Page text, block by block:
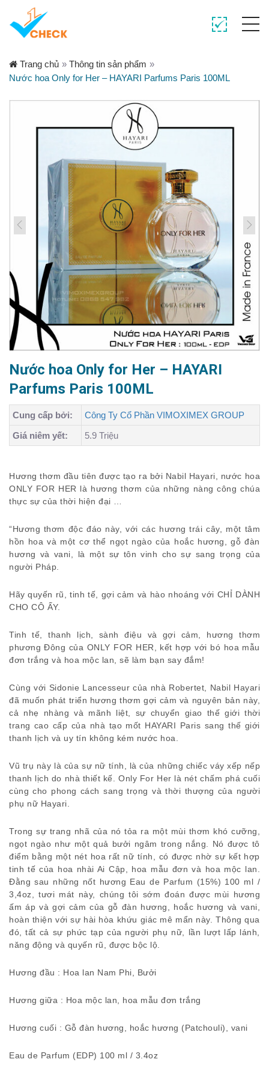
Trang chủ » Thông tin sản phẩm »
Nước hoa Only for Her – HAYARI Parfums Paris 100ML
Nước hoa Only for Her – HAYARI
Parfums Paris 100ML
Cung cấp bởi:
Công Ty Cổ Phần VIMOXIMEX GROUP
Giá niêm yết:
5.9 Triệu
Hương thơm đầu tiên được tạo ra bởi Nabil Hayari, nước hoa
ONLY FOR HER là hương thơm của những nàng công chúa
thực sự của thời hiện đại …
“Hương thơm độc đáo này, với các hương trái cây, một tâm
hồn hoa và một cơ thể ngọt ngào của hoắc hương, gỗ đàn
hương và vani, là một sự tôn vinh cho sự sang trọng của
người Pháp.
Hãy quyến rũ, tinh tế, gợi cảm và hào nhoáng với CHỈ DÀNH
CHO CÔ ẤY.
Tinh tế, thanh lịch, sành điệu và gợi cảm, hương thơm
phương Đông của ONLY FOR HER, kết hợp với bó hoa mẫu
đơn trắng và hoa mộc lan, sẽ làm bạn say đắm!
Cùng với Sidonie Lancesseur của nhà Robertet, Nabil Hayari
đã muốn phát triển hương thơm gợi cảm và nguyên bản này,
cả nhẹ nhàng và mãnh liệt, sự chuyển giao thế giới thời
trang cao cấp của nhà tạo mốt HAYARI Paris sang thế giới
thanh lịch và uy tín không kém nước hoa.
Vũ trụ này là của sự nữ tính, là của những chiếc váy xếp nếp
thanh lịch do nhà thiết kế. Only For Her là nét chấm phá cuối
cùng cho phong cách sang trọng và thời thượng của người
phụ nữ Hayari.
Trong sự trang nhã của nó tỏa ra một mùi thơm khó cưỡng,
ngọt ngào như một quả bưởi ngâm trong nắng. Nó được tô
điểm bằng một nét hoa rất nữ tính, có được nhờ sự kết hợp
tinh tế của hoa nhài Ai Cập, hoa mẫu đơn và hoa mộc lan.
Đằng sau những nốt hương Eau de Parfum (15%) 100 ml /
3,4oz, tươi mát này, chúng tôi sớm đoán được mùi hương
ấm áp và gợi cảm của gỗ đàn hương, hoắc hương và vani,
hoàn thiện với sự hài hòa khứu giác mê mẩn này. Thông qua
đó, tất cả sự phức tạp của người phụ nữ, lần lượt lấp lánh,
năng động và quyến rũ, được bộc lộ.
Hương đầu : Hoa lan Nam Phi, Bưởi
Hương giữa : Hoa mộc lan, hoa mẫu đơn trắng
Hương cuối : Gỗ đàn hương, hoắc hương (Patchouli), vani
Eau de Parfum (EDP) 100 ml / 3.4oz